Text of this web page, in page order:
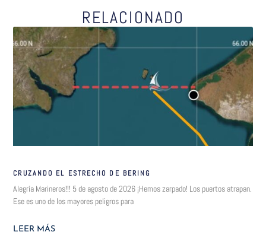
RELACIONADO
CRUZANDO EL ESTRECHO DE BERING
Alegría Marineros!!! 5 de agosto de 2026 ¡Hemos zarpado! Los puertos atrapan.
Ese es uno de los mayores peligros para
LEER MÁS